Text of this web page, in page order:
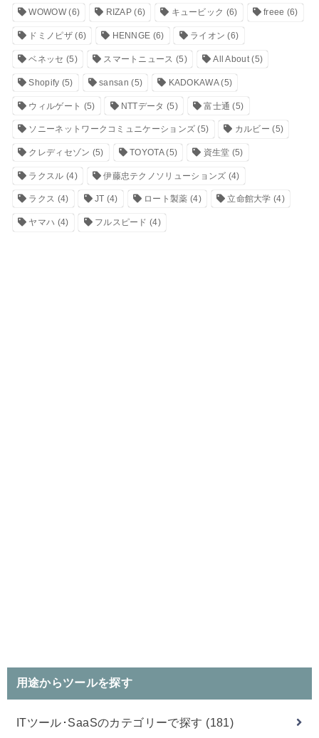
WOWOW(6) RIZAP (6) キュービック (6) freee (6)
ドミノピザ(6) HENNGE (6) ライオン (6)
ベネッセ (5) スマートニュース (5) All About(5)
Shopify (5) sansan (5) KADOKAWA(5)
ウィルゲート (5) NTTデータ (5) 富士通 (5)
ソニーネットワークコミュニケーションズ (5) カルビー (5)
クレディセゾン (5) TOYOTA(5) 資生堂 (5)
ラクスル (4) 伊藤忠テクノソリューションズ (4)
ラクス (4) JT (4) ロート製薬 (4) 立命館大学 (4)
ヤマハ (4) フルスピード (4)
用途からツールを探す
ITツール･SaaSのカテゴリーで探す (181)